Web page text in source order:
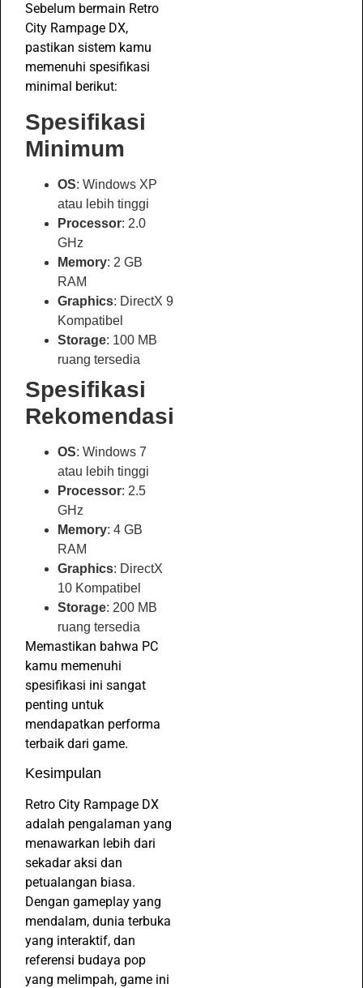
Sebelum bermain Retro
City Rampage DX,
pastikan sistem kamu
memenuhi spesifikasi
minimal berikut:
Spesifikasi
Minimum
OS: Windows XP
atau lebih tinggi
Processor: 2.0
GHz
Memory: 2 GB
RAM
Graphics: DirectX 9
Kompatibel
Storage: 100 MB
ruang tersedia
Spesifikasi
Rekomendasi
OS: Windows 7
atau lebih tinggi
Processor: 2.5
GHz
Memory: 4 GB
RAM
Graphics: DirectX
10 Kompatibel
Storage: 200 MB
ruang tersedia
Memastikan bahwa PC
kamu memenuhi
spesifikasi ini sangat
penting untuk
mendapatkan performa
terbaik dari game.
Kesimpulan
Retro City Rampage DX
adalah pengalaman yang
menawarkan lebih dari
sekadar aksi dan
petualangan biasa.
Dengan gameplay yang
mendalam, dunia terbuka
yang interaktif, dan
referensi budaya pop
yang melimpah, game ini